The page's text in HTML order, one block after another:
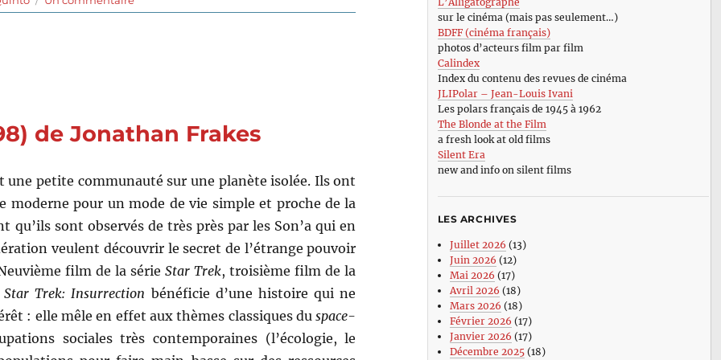
Star
Justin
de Jonathan Frakes
une petite communauté sur une planète isolée. Ils ont
moderne pour un mode de vie simple et proche de la
qu’ils sont observés de très près par les Son’a qui en
veulent découvrir le secret de l’étrange pouvoir
film de la sérieStar Trek, troisième film de la
Star Trek: Insurrection bénéficie d’une histoire qui ne
: elle mêle en effet aux thèmes classiques duspace-
sociales très contemporaines (l’écologie, le
sur le cinéma (mais pas seulement…)
BDFF (cinéma français)
photos d’acteurs film par film
Calindex
Index du contenu des revues de cinéma
JLIPolar – Jean-Louis Ivani
Les polars français de 1945 à 1962
The Blonde at the Film
a fresh look at old films
Silent Era
new and info on silent films
LES ARCHIVES
Juillet 2026 (13)
Juin 2026 (12)
Mai 2026 (17)
Avril 2026 (18)
Mars 2026 (18)
Février 2026 (17)
Janvier 2026 (17)
Décembre 2025(18)